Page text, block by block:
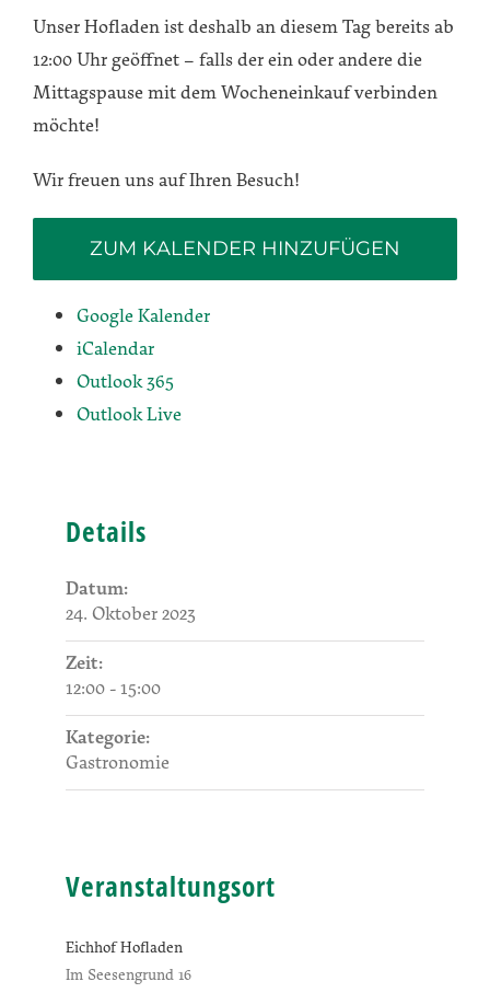
Unser Hofladen ist deshalb an diesem Tag bereits ab
12:00 Uhr geöffnet – falls der ein oder andere die
Mittagspause mit dem Wocheneinkauf verbinden
möchte!
Wir freuen uns auf Ihren Besuch!
ZUM KALENDER HINZUFÜGEN
Google Kalender
iCalendar
Outlook 365
Outlook Live
Details
Datum:
24. Oktober 2023
Zeit:
12:00 - 15:00
Kategorie:
Gastronomie
Veranstaltungsort
Eichhof Hofladen
Im Seesengrund 16